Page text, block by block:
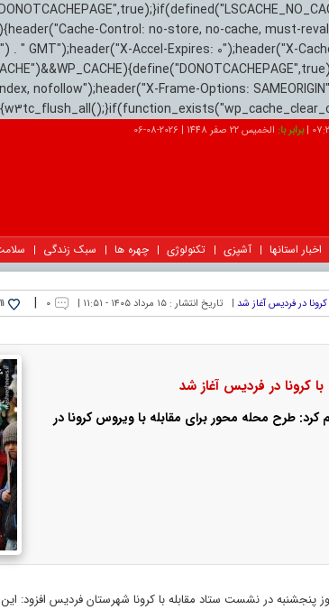
Control: no-store, no-cache, must-
" GMT");header("X-Accel-Expires: 0");header("X-
nofollow");header("X-Frame-Options:
|برابر با: الخميس 22 صفر 1448 |
2026-08-06
اخبار استانها آشپزی تکنولوژی چهره ها سبک زندگی
در فردیس آغاز شد | تاریخ انتشار : ۱۵ مرداد ۱۴۰۵ - ۱۱:۵۱ | ۰ |
11
کرونا در فردیس آغاز شد
کرد: طرح محله محور برای مقابله با ویروس کرونا در
روز پنجشنبه در نشست ستاد مقابله با کرونا شهرستان فردیس